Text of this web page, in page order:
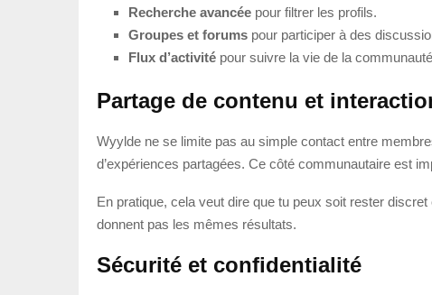
Recherche avancée pour filtrer les profils.
Groupes et forums pour participer à des
Flux d’activité pour suivre la vie de la
Partage de contenu et
Wyylde ne se limite pas au simple contact entre
d’expériences partagées. Ce côté communautaire est
En pratique, cela veut dire que tu peux soit rester
donnent pas les mêmes résultats.
Sécurité et confidentialité